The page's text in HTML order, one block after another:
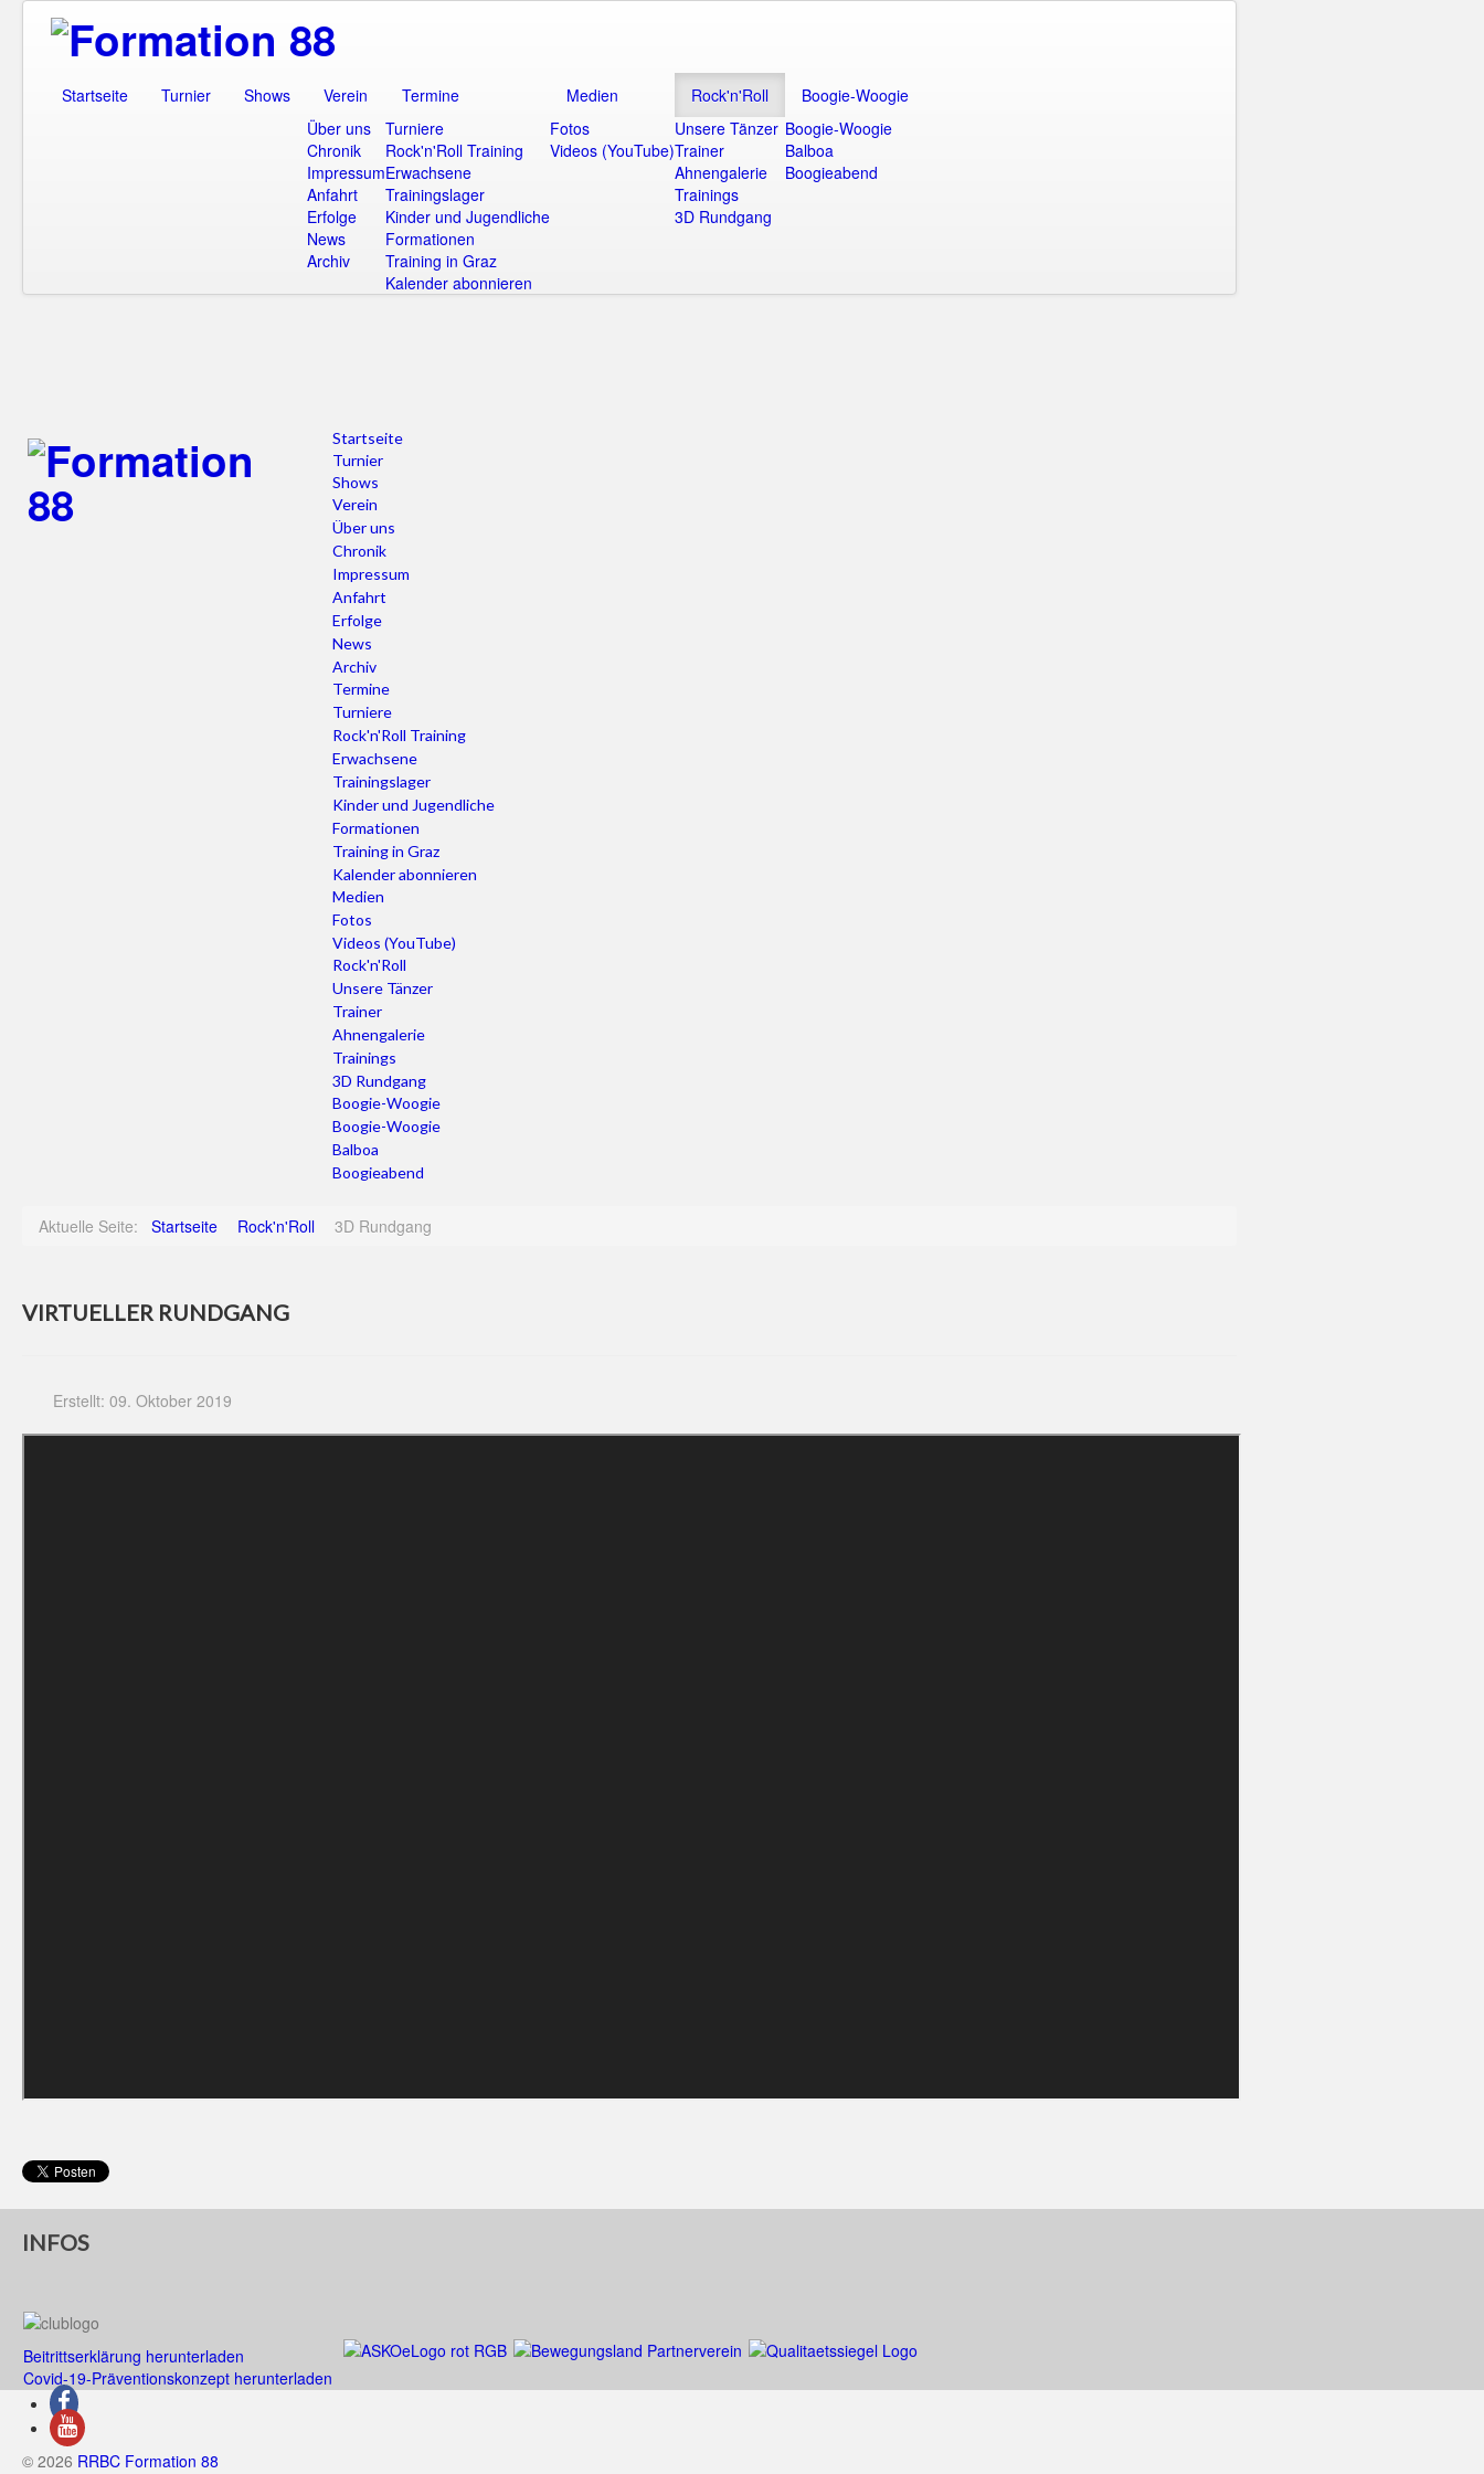
Startseite Turnier Shows
Verein
Über uns
Chronik
Impressum
Anfahrt
Erfolge
News
Archiv
Termine
Turniere
Rock'n'Roll Training
Erwachsene
Trainingslager
Kinder und Jugendliche
Formationen
Training in Graz
Kalender abonnieren
Medien
Fotos
Videos (YouTube)
Rock'n'Roll
Unsere Tänzer
Trainer
Ahnengalerie
Trainings
3D Rundgang
Boogie-Woogie
Boogie-Woogie
Balboa
Boogieabend
Startseite
Turnier
Shows
Verein
Über uns
Chronik
Impressum
Anfahrt
Erfolge
News
Archiv
Termine
Turniere
Rock'n'Roll Training
Erwachsene
Trainingslager
Kinder und Jugendliche
Formationen
Training in Graz
Kalender abonnieren
Medien
Fotos
Videos (YouTube)
Rock'n'Roll
Unsere Tänzer
Trainer
Ahnengalerie
Trainings
3D Rundgang
Boogie-Woogie
Boogie-Woogie
Balboa
Boogieabend
Aktuelle Seite: Startseite Rock'n'Roll 3D Rundgang
VIRTUELLER RUNDGANG
Erstellt: 09. Oktober 2019
INFOS
Beitrittserklärung herunterladen
Covid-19-Präventionskonzept herunterladen
© 2026 RRBC Formation 88